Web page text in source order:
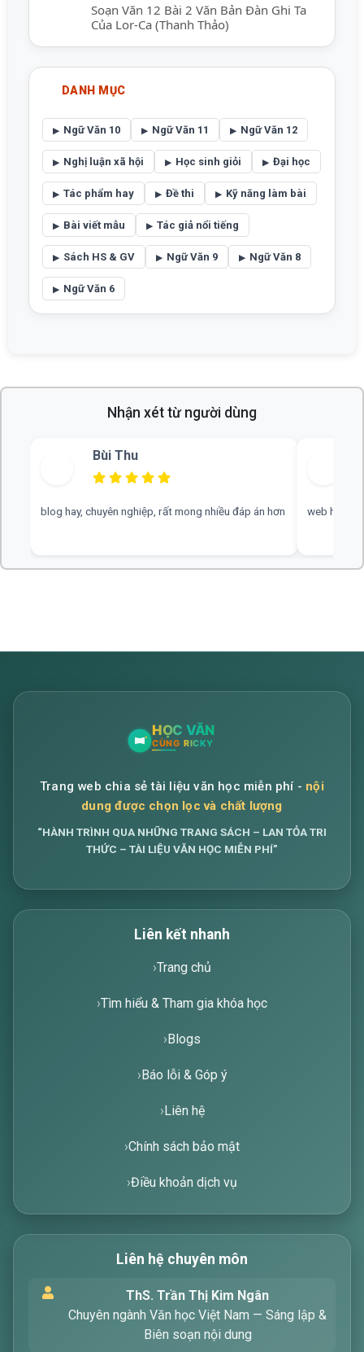
Soạn Văn 12 Bài 2 Văn Bản Đàn Ghi Ta
Của Lor-Ca (Thanh Thảo)
DANH MỤC
Ngữ Văn 10 Ngữ Văn 11 Ngữ Văn 12
Nghị luận xã hội Học sinh giỏi Đại học
Tác phẩm hay Đề thi Kỹ năng làm bài
Bài viết mẫu Tác giả nổi tiếng
Sách HS & GV Ngữ Văn 9 Ngữ Văn 8
Ngữ Văn 6
Nhận xét từ người dùng
Vũ Hoàng Nam
web hay, cần thêm nhiều tài liệu văn 9 ạ ạ
có công cụ
tìm kiếm các bài viết về văn học. Hãy nhập từ
khóa mà bạn quan tâm, tôi sẽ giúp bạn ngay
Trang web chia sẻ tài liệu văn học miễn phí - nội
dung được chọn lọc và chất lượng
“HÀNH TRÌNH QUA NHỮNG TRANG SÁCH – LAN TỎA TRI
THỨC – TÀI LIỆU VĂN HỌC MIỄN PHÍ”
Liên kết nhanh
Trang chủ
Tìm hiểu & Tham gia khóa học
Blogs
Báo lỗi & Góp ý
Liên hệ
Chính sách bảo mật
Điều khoản dịch vụ
Liên hệ chuyên môn
ThS. Trần Thị Kim Ngân
Chuyên ngành Văn học Việt Nam — Sáng lập &
Biên soạn nội dung